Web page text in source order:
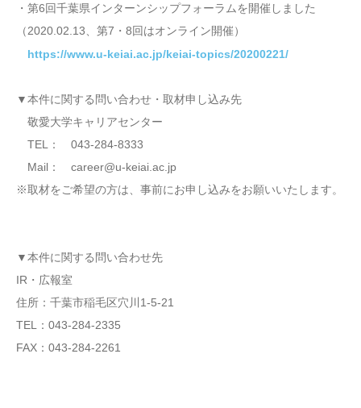
・第6回千葉県インターンシップフォーラムを開催しました
（2020.02.13、第7・8回はオンライン開催）
https://www.u-keiai.ac.jp/keiai-topics/20200221/
▼本件に関する問い合わせ・取材申し込み先
敬愛大学キャリアセンター
TEL： 043-284-8333
Mail： career@u-keiai.ac.jp
※取材をご希望の方は、事前にお申し込みをお願いいたします。
▼本件に関する問い合わせ先
IR・広報室
住所：千葉市稲毛区穴川1-5-21
TEL：043-284-2335
FAX：043-284-2261